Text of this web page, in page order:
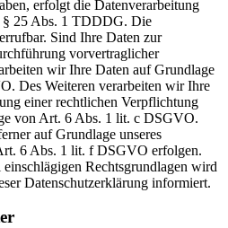
erfolgt die Datenverarbeitung
§ 25 Abs. 1 TDDDG. Die
Sind Ihre Daten zur
vorvertraglicher
wir Ihre Daten auf Grundlage
Des Weiteren verarbeiten wir Ihre
einer rechtlichen Verpflichtung
von Art. 6 Abs. 1 lit. c DSGVO.
auf Grundlage unseres
6 Abs. 1 lit. f DSGVO erfolgen.
Rechtsgrundlagen wird
Datenschutzerklärung informiert.